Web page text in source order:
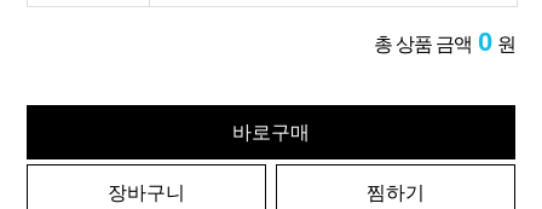
총 상품 금액 0 원
바로구매
장바구니 찜하기